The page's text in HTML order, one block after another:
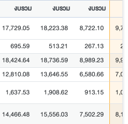
งบรวม งบรวม งบรวม
17,729.05 18,223.38 8,722.10
695.59 513.21 267.13
18,424.64 18,736.59 8,989.23
12,810.08 13,646.55 6,580.66
1,637.53 1,908.62 913.15
14,466.48 15,556.03 7,502.29